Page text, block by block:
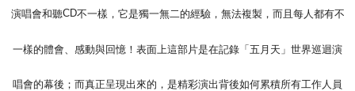
演唱會和聽CD不一樣，它是獨一無二的經驗，無法複製，而且每人都有不
一樣的體會、感動與回憶！表面上這部片是在記錄「五月天」世界巡迴演
唱會的幕後；而真正呈現出來的，是精彩演出背後如何累積所有工作人員